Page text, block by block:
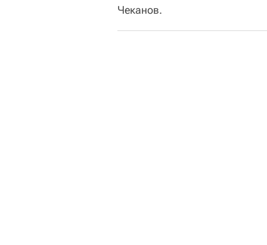
Чеканов.